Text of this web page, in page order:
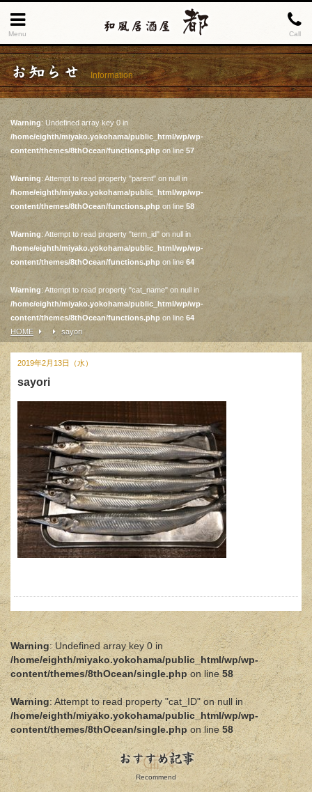
Menu Call
お知らせ Information
Warning: Undefined array key 0 in
/home/eighth/miyako.yokohama/public_html/wp/wp-
content/themes/8thOcean/functions.phpon line57
Warning: Attempt to read property "parent" on null in
/home/eighth/miyako.yokohama/public_html/wp/wp-
content/themes/8thOcean/functions.php on line 58
Warning: Attempt to read property "term_id" on null in
/home/eighth/miyako.yokohama/public_html/wp/wp-
content/themes/8thOcean/functions.php on line 64
Warning: Attempt to read property "cat_name" on null in
/home/eighth/miyako.yokohama/public_html/wp/wp-
content/themes/8thOcean/functions.php on line 64
HOME
sayori
2019年2月13日（水）
sayori
Warning: Undefined array key 0 in
/home/eighth/miyako.yokohama/public_html/wp/wp-
content/themes/8thOcean/single.phpon line58
Warning: Attempt to read property "cat_ID" on null in
/home/eighth/miyako.yokohama/public_html/wp/wp-
content/themes/8thOcean/single.phpon line58
おすすめ記事
Recommend